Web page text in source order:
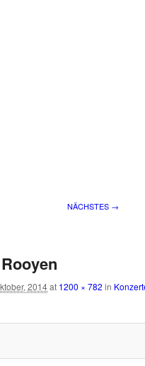
NÄCHSTES →
2014at 1200 × 782 in